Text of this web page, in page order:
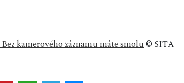
kamerového záznamu máte smolu© SITA